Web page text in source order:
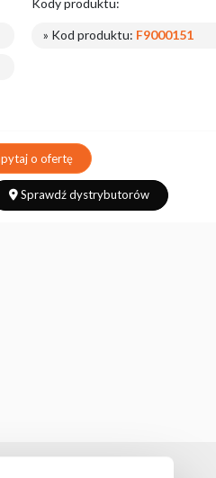
» Kod produktu: F9000151
o ofertę
Sprawdź dystrybutorów